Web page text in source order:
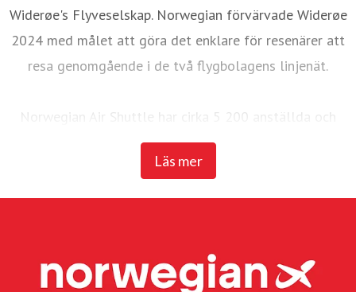
Läs mer
Widerøe's Flyveselskap. Norwegian förvärvade Widerøe
2024 med målet att göra det enklare för resenärer att
resa genomgående i de två flygbolagens linjenät.
Norwegian Air Shuttle har cirka 5 200 anställda och
erbjuder ett omfattande linjenät som binder samman de
nordiska länderna med ett brett utbud av destinationer i